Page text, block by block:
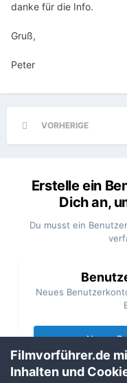
danke für die Info.
Gruß,
Peter
VORHERIGE
Erstelle ein
Dich an,
Du musst ein
Neues
Neues
Filmvorführer.de
Inhalten und